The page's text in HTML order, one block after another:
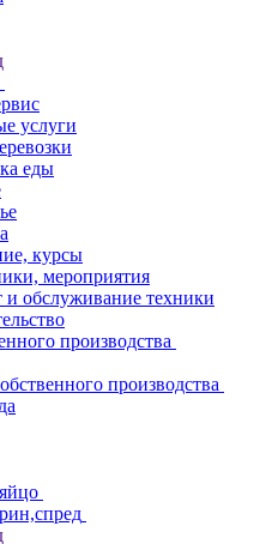
услуги
еды
курсы
мероприятия
и обслуживание техники
производства
производства